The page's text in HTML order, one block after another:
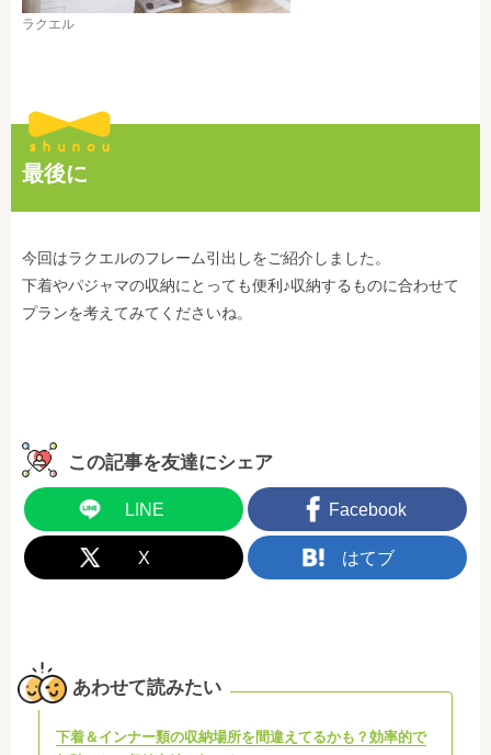
ラクエル
最後に
今回はラクエルのフレーム引出しをご紹介しました。
下着やパジャマの収納にとっても便利♪収納するものに合わせて
プランを考えてみてくださいね。
この記事を友達にシェア
LINE Facebook
X はてブ
あわせて読みたい
下着＆インナー類の収納場所を間違えてるかも？効率的で